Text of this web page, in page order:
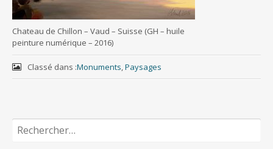
Chateau de Chillon – Vaud – Suisse (GH – huile
peinture numérique – 2016)
Classé dans :Monuments,Paysages
Rechercher :